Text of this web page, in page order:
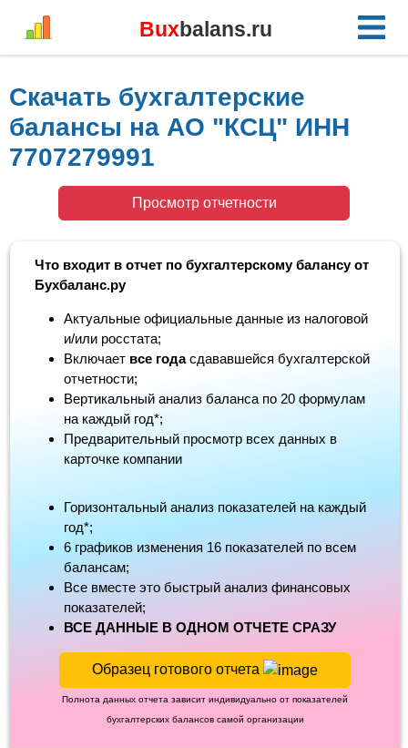
Buxbalans.ru
Скачать бухгалтерские
балансы на АО "КСЦ" ИНН
7707279991
Просмотр отчетности
Что входит в отчет по бухгалтерскому балансу от
Бухбаланс.ру
Актуальные официальные данные из налоговой
и/или росстата;
Включает все годасдававшейся бухгалтерской
отчетности;
Вертикальный анализ баланса по 20 формулам
на каждый год*;
Предварительный просмотр всех данных в
карточке компании
Горизонтальный анализ показателей на каждый
год*;
6 графиков изменения 16 показателей по всем
балансам;
Все вместе это быстрый анализ финансовых
показателей;
ВСЕ ДАННЫЕ В ОДНОМ ОТЧЕТЕ СРАЗУ
Образец готового отчета
Полнота данных отчета зависит индивидуально от показателей
бухгалтерских балансов самой организации